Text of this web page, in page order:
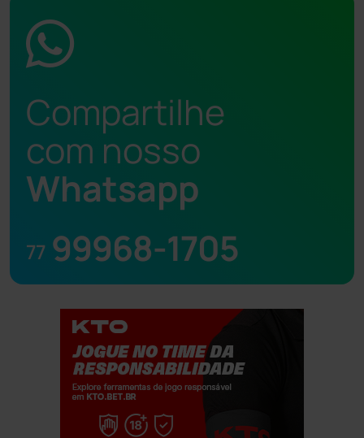
Compartilhe
com nosso
Whatsapp
77 99968-1705